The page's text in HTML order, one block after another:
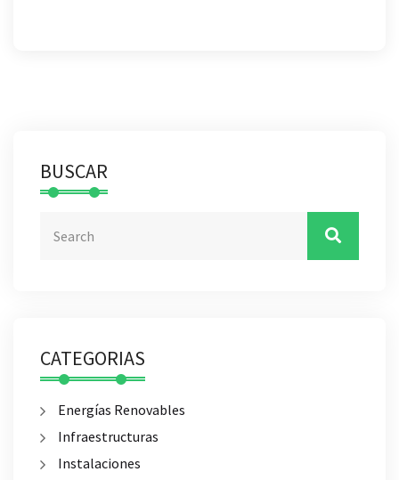
BUSCAR
CATEGORIAS
Energías Renovables
Infraestructuras
Instalaciones